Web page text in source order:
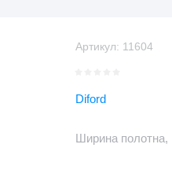
Артикул: 11604
Diford
Ширина